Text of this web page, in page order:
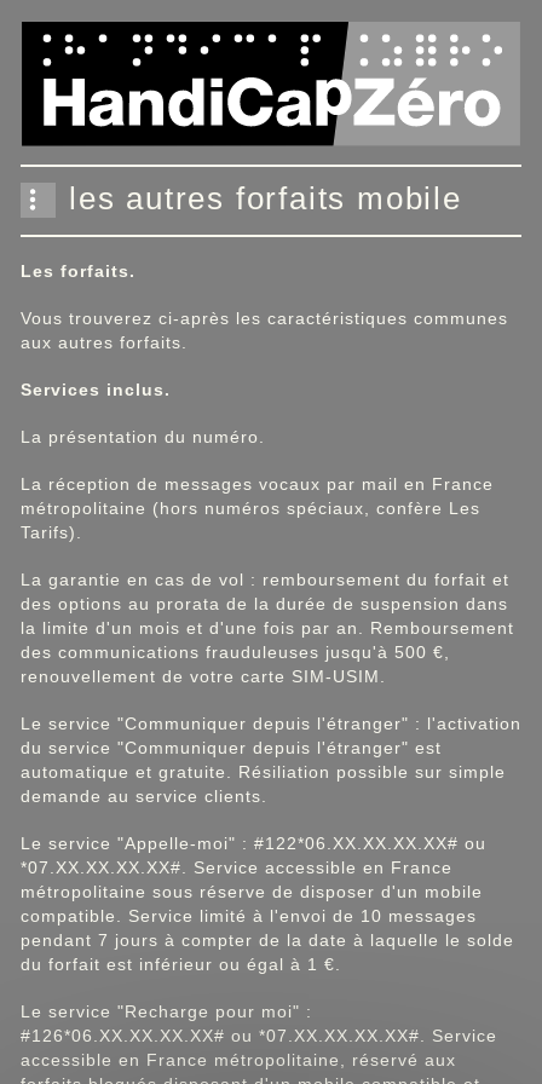
les autres forfaits mobile
Les forfaits.
Vous trouverez ci-après les caractéristiques communes
aux autres forfaits.
Services inclus.
La présentation du numéro.
La réception de messages vocaux par mail en France
métropolitaine (hors numéros spéciaux, confère Les
Tarifs).
La garantie en cas de vol : remboursement du forfait et
des options au prorata de la durée de suspension dans
la limite d'un mois et d'une fois par an. Remboursement
des communications frauduleuses jusqu'à 500 €,
renouvellement de votre carte SIM-USIM.
Le service "Communiquer depuis l'étranger" : l'activation
du service "Communiquer depuis l'étranger" est
automatique et gratuite. Résiliation possible sur simple
demande au service clients.
Le service "Appelle-moi" : #122*06.XX.XX.XX.XX# ou
*07.XX.XX.XX.XX#. Service accessible en France
métropolitaine sous réserve de disposer d'un mobile
compatible. Service limité à l'envoi de 10 messages
pendant 7 jours à compter de la date à laquelle le solde
du forfait est inférieur ou égal à 1 €.
Le service "Recharge pour moi" :
#126*06.XX.XX.XX.XX# ou *07.XX.XX.XX.XX#. Service
accessible en France métropolitaine, réservé aux